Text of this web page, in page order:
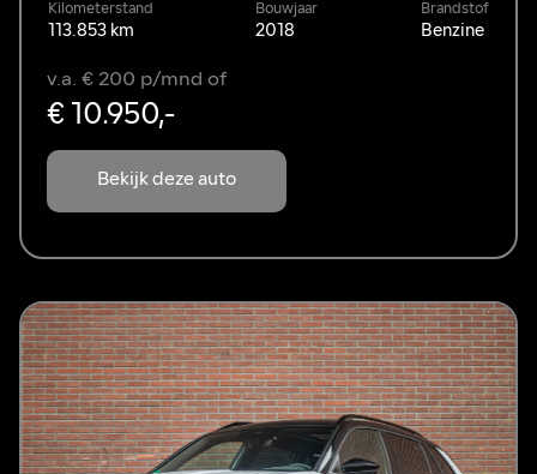
Kilometerstand
113.853 km
Bouwjaar
2018
Brandstof
Benzine
Bekijk deze auto
v.a. € 200 p/mnd of
€ 10.950,-